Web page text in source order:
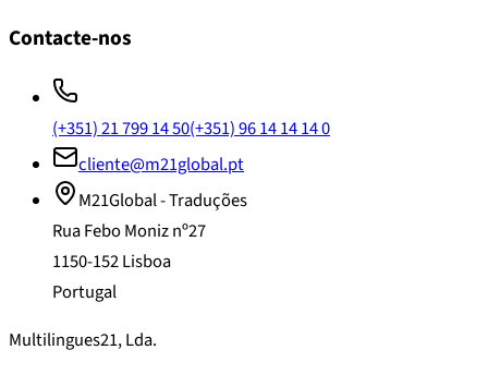
Contacte-nos
(+351) 21 799 14 50(+351) 96 14 14 14 0
cliente@m21global.pt
M21Global - Traduções
Rua Febo Moniz nº27
1150-152 Lisboa
Portugal
Multilingues21, Lda.